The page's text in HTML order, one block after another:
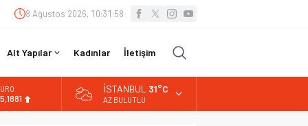
8 Ağustos 2026, 10:31:59
Alt Yapılar Kadınlar İletişim
İSTANBUL 31°C
AZ BULUTLU